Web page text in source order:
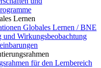
Lernen
Globales Lernen / BNE
und Wirkungsbeobachtung
für den Lernbereich